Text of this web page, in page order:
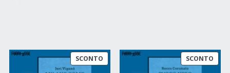
SCONTO PRODOTTO
IN
SCONTO
IN